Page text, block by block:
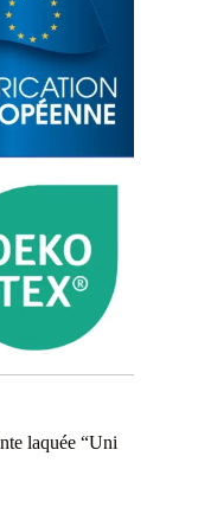
laquée “Uni